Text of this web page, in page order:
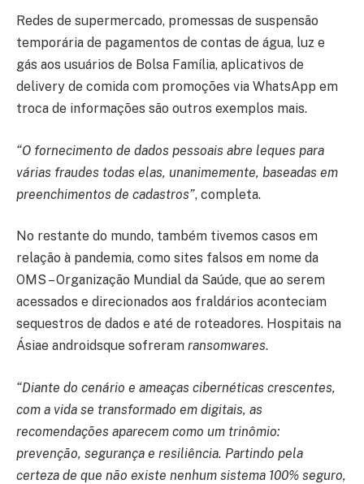
Redes de supermercado, promessas de suspensão
temporária de pagamentos de contas de água, luz e
gás aos usuários de Bolsa Família, aplicativos de
delivery de comida com promoções via WhatsApp em
troca de informações são outros exemplos mais.
“O fornecimento de dados pessoais abre leques para
várias fraudes todas elas, unanimemente, baseadas em
preenchimentos de cadastros”, completa.
No restante do mundo, também tivemos casos em
relação à pandemia, como sites falsos em nome da
OMS – Organização Mundial da Saúde, que ao serem
acessados e direcionados aos fraldários aconteciam
sequestros de dados e até de roteadores. Hospitais na
Ásiae androidsque sofreram ransomwares.
“Diante do cenário e ameaças cibernéticas crescentes,
com a vida se transformado em digitais, as
recomendações aparecem como um trinômio:
prevenção, segurança e resiliência. Partindo pela
certeza de que não existe nenhum sistema 100% seguro,